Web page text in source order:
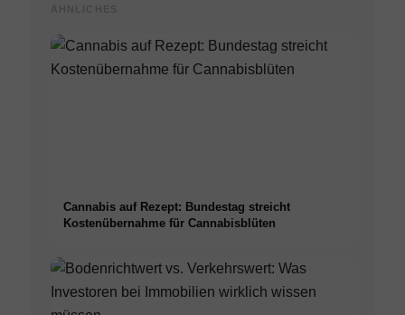
Cannabis auf Rezept: Bundestag streicht
Kostenübernahme für Cannabisblüten